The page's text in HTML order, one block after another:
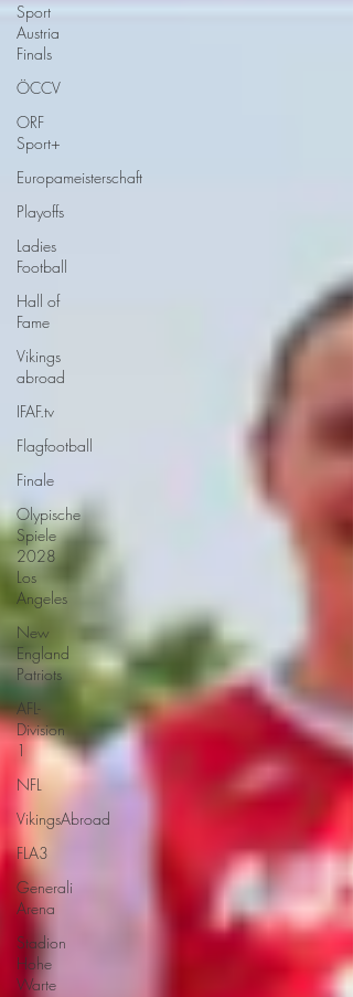
Sport
Austria
Finals
ÖCCV
ORF
Sport+
Europameisterschaft
Playoffs
Ladies
Football
Hall of
Fame
Vikings
abroad
IFAF.tv
Flagfootball
Finale
Olypische
Spiele
2028
Los
Angeles
New
England
Patriots
AFL-
Division
1
NFL
VikingsAbroad
FLA3
Generali
Arena
Stadion
Hohe
Warte